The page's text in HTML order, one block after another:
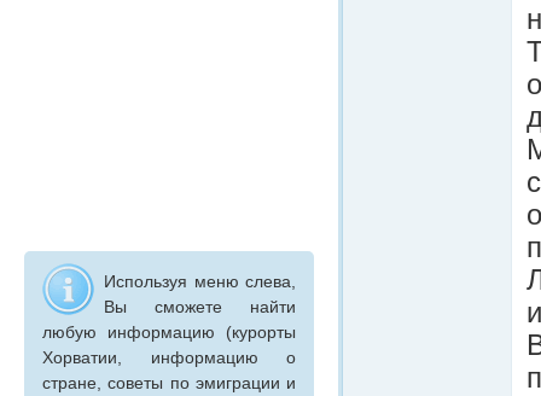
Используя меню слева,
Вы сможете найти
любую информацию (курорты
Хорватии, информацию о
стране, советы по эмиграции и